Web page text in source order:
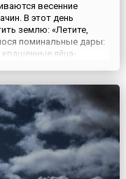
весенние
В этот день
землю: «Летите,
поминальные дары:
яйца-